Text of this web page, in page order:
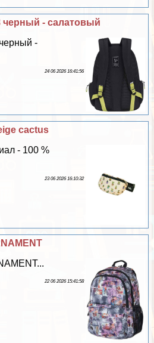
черный - салатовый
-
24 06 2026 16:41:56
cactus
- 100 %
23 06 2026 16:10:32
22 06 2026 15:41:58